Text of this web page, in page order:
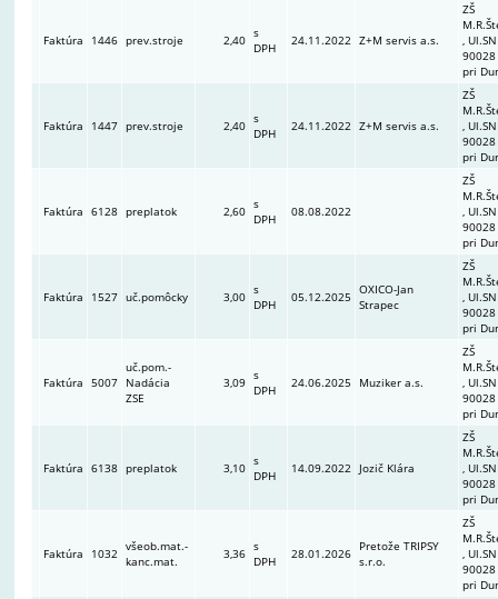
Faktúra 1446 prev.stroje 2,40 s
DPH
24.11.2022 Z+M servis a.s.
ZŠ
,
pri
Faktúra 1447 prev.stroje 2,40 s
DPH
24.11.2022 Z+M servis a.s.
ZŠ
,
pri
Faktúra 6128 preplatok 2,60 s
DPH
08.08.2022
ZŠ
,
pri
Faktúra 1527 uč.pomôcky 3,00 s
DPH
05.12.2025 OXICO-Jan
Strapec
ZŠ
,
pri
Faktúra 5007
uč.pom.-
Nadácia
ZSE
3,09 s
DPH
24.06.2025 Muziker a.s.
ZŠ
,
pri
Faktúra 6138 preplatok 3,10 s
DPH
14.09.2022 Jozič Klára
ZŠ
,
pri
Faktúra 1032 všeob.mat.-
kanc.mat.
3,36 s
DPH
28.01.2026 Pretože TRIPSY
s.r.o.
ZŠ
,
pri